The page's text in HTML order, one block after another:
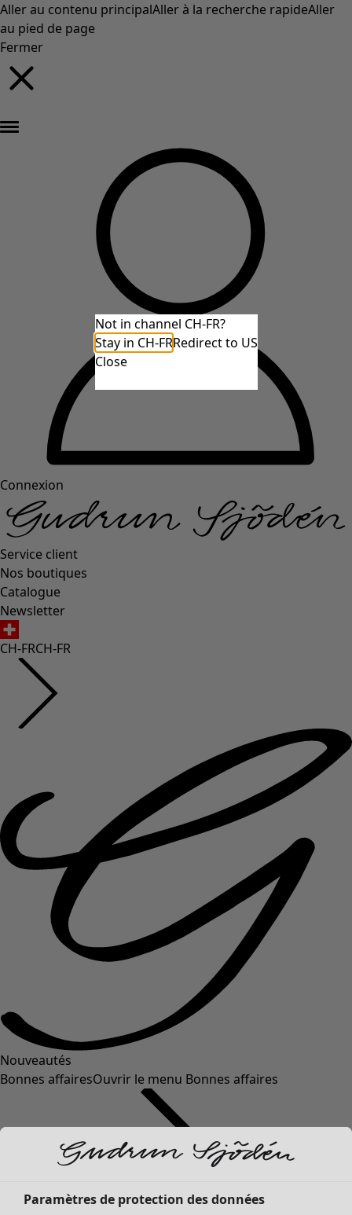
Aller au contenu principalAller à la recherche rapideAller
au pied de page
Fermer
Connexion
Service client
Nos boutiques
Catalogue
Newsletter
CH-FRCH-FR
Nouveautés
Bonnes affairesOuvrir le menu Bonnes affaires
Not in channel CH-FR?
Stay in CH-FRRedirect to US
Close
Paramètres de protection des données